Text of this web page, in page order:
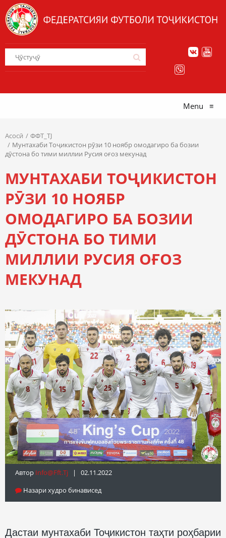
Menu ≡
Асосӣ
ФФТ_TJ
Мунтахаби Тоҷикистон рӯзи 10 ноябр омодагиро ба бозии
дӯстона бо тими миллии Русия оғоз мекунад
МУНТАХАБИ ТОҶИКИСТОН
РӮЗИ 10 НОЯБР
ОМОДАГИРО БА БОЗИИ
ДӮСТОНА БО ТИМИ
МИЛЛИИ РУСИЯ ОҒОЗ
МЕКУНАД
Автор Info@fft.tj | 02.11.2022
Назари худро бинависед
Дастаи мунтахаби Тоҷикистон таҳти роҳбарии